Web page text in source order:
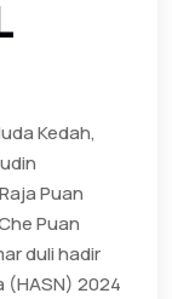
Kedah,
Puan
Puan
duli hadir
(HASN) 2024